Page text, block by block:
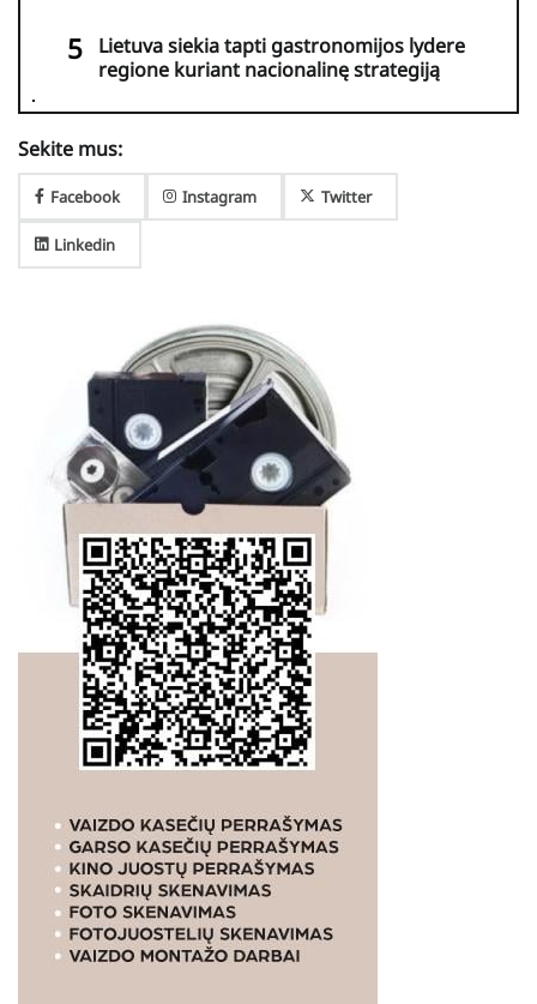
Lietuva siekia tapti gastronomijos lydere
regione kuriant nacionalinę strategiją
Sekite mus:
Facebook Instagram Twitter
Linkedin